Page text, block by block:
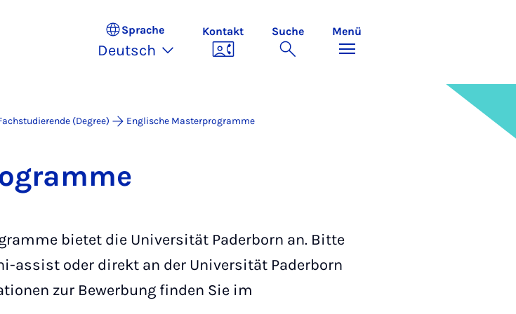
Sprache
Deutsch
Kontakt Suche Menü
(Degree) Englische Masterprogramme
bietet die Universität Paderborn an. Bitte
assist oder direkt an der Universität Paderborn
zur Bewerbung finden Sie im